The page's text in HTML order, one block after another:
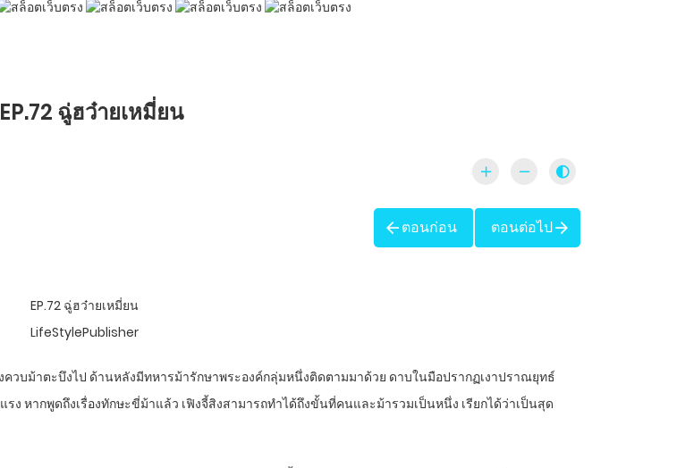
ฉู่ฮว๋ายเหมี่ยน
ตอนก่อน ตอนต่อไป
EP.72 ฉู่ฮว๋ายเหมี่ยน
LifeStylePublisher
วบม้าตะบึงไป ด้านหลังมีทหารม้ารักษาพระองค์กลุ่มหนึ่งติดตามมาด้วย ดาบในมือปรากฏเงาปราณยุทธ์
ง หากพูดถึงเรื่องทักษะขี่ม้าแล้ว เฟิงจี้สิงสามารถทำได้ถึงขั้นที่คนและม้ารวมเป็นหนึ่ง เรียกได้ว่าเป็นสุด